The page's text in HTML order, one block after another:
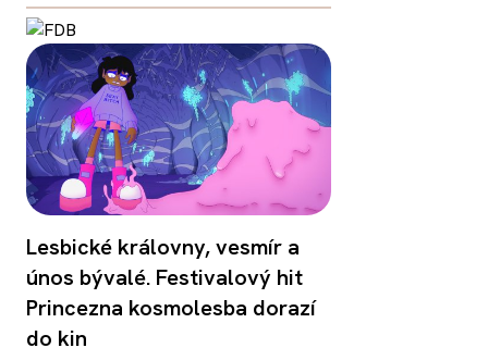
Lesbické královny, vesmír a
únos bývalé. Festivalový hit
Princezna kosmolesba dorazí
do kin